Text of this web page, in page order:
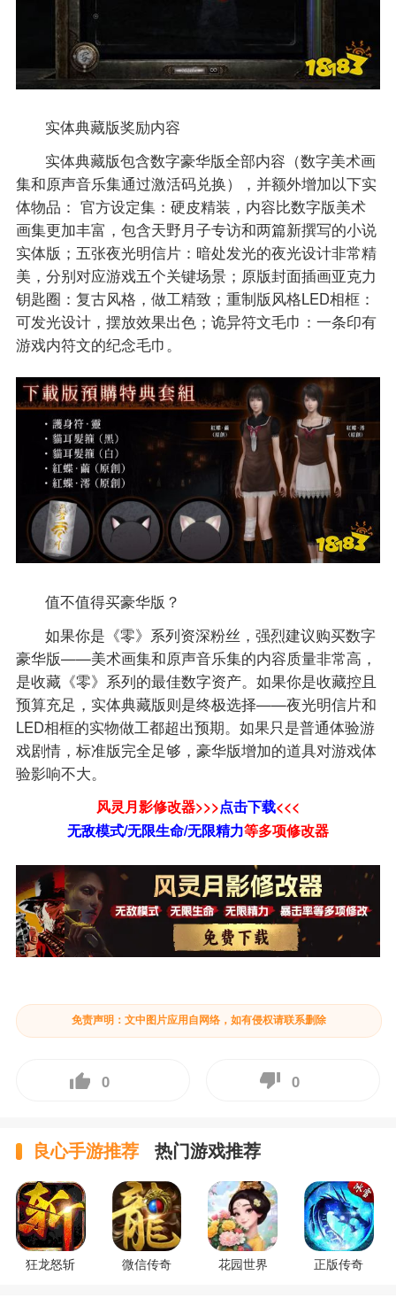
实体典藏版奖励内容
实体典藏版包含数字豪华版全部内容（数字美术画
集和原声音乐集通过激活码兑换），并额外增加以下实
体物品： 官方设定集：硬皮精装，内容比数字版美术
画集更加丰富，包含天野月子专访和两篇新撰写的小说
实体版；五张夜光明信片：暗处发光的夜光设计非常精
美，分别对应游戏五个关键场景；原版封面插画亚克力
钥匙圈：复古风格，做工精致；重制版风格LED相框：
可发光设计，摆放效果出色；诡异符文毛巾：一条印有
游戏内符文的纪念毛巾。
值不值得买豪华版？
如果你是《零》系列资深粉丝，强烈建议购买数字
豪华版——美术画集和原声音乐集的内容质量非常高，
是收藏《零》系列的最佳数字资产。如果你是收藏控且
预算充足，实体典藏版则是终极选择——夜光明信片和
LED相框的实物做工都超出预期。如果只是普通体验游
戏剧情，标准版完全足够，豪华版增加的道具对游戏体
验影响不大。
风灵月影修改器>>>点击下载<<<
无敌模式/无限生命/无限精力等多项修改器
免责声明：文中图片应用自网络，如有侵权请联系删除
0 0
良心手游推荐 热门游戏推荐
狂龙怒斩 微信传奇 花园世界 正版传奇